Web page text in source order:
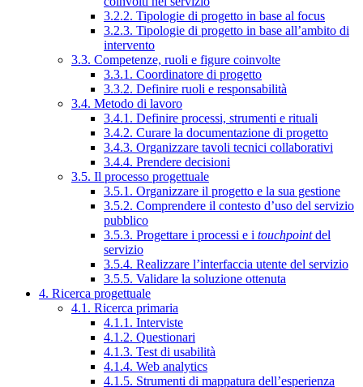
3.2.2. Tipologie di progetto in base al focus
3.2.3. Tipologie di progetto in base all’ambito di
intervento
3.3. Competenze, ruoli e figure coinvolte
3.3.1. Coordinatore di progetto
3.3.2. Definire ruoli e responsabilità
3.4. Metodo di lavoro
3.4.1. Definire processi, strumenti e rituali
3.4.2. Curare la documentazione di progetto
3.4.3. Organizzare tavoli tecnici collaborativi
3.4.4. Prendere decisioni
3.5. Il processo progettuale
3.5.1. Organizzare il progetto e la sua gestione
3.5.2. Comprendere il contesto d’uso del servizio
pubblico
3.5.3. Progettare i processi e i touchpointdel
servizio
3.5.4. Realizzare l’interfaccia utente del servizio
3.5.5. Validare la soluzione ottenuta
4. Ricerca progettuale
4.1. Ricerca primaria
4.1.1. Interviste
4.1.2. Questionari
4.1.3. Test di usabilità
4.1.4. Web analytics
4.1.5. Strumenti di mappatura dell’esperienza